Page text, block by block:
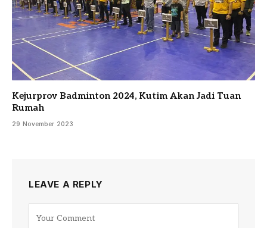
Kejurprov Badminton 2024, Kutim Akan Jadi Tuan
Rumah
29 November 2023
LEAVE A REPLY